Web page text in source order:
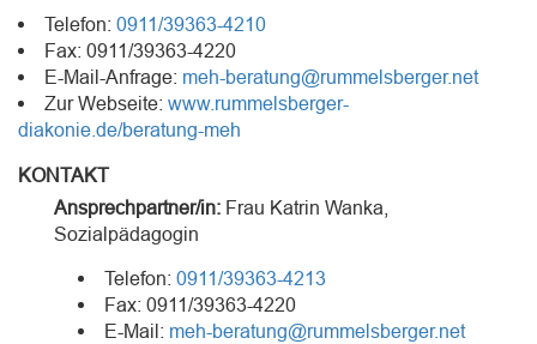
Telefon: 0911/39363-4210
Fax: 0911/39363-4220
E-Mail-Anfrage: meh-beratung@rummelsberger.net
Zur Webseite: www.rummelsberger-
diakonie.de/beratung-meh
KONTAKT
Ansprechpartner/in: Frau Katrin Wanka
Sozialpädagogin
Telefon: 0911/39363-4213
Fax: 0911/39363-4220
E-Mail: meh-beratung@rummelsberger.net